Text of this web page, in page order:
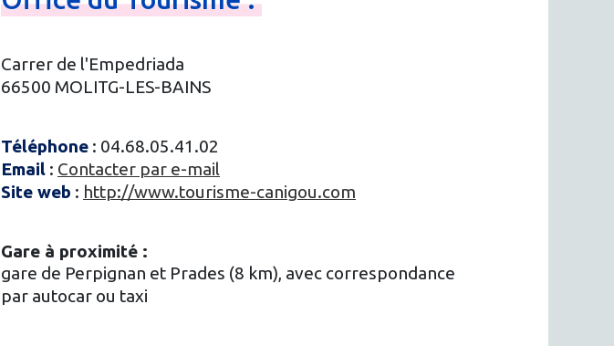
Carrer de l'Empedriada
66500 MOLITG-LES-BAINS
Téléphone: 04.68.05.41.02
Email: Contacter par e-mail
Site web : http://www.tourisme-canigou.com
Gare à proximité :
gare de Perpignan et Prades (8 km), avec correspondance
par autocar ou taxi